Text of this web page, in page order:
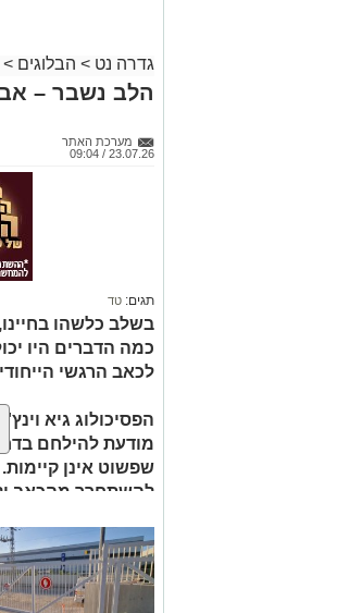
גדרה נט > הבלוגים >
הלב נשבר –
מערכת האתר
23.07.26 / 09:04
תגים: טד
בשלב כלשהו
כמה הדברים היו
לכאב הרגשי
הפסיכולוג גיא
מודעת להילחם
שפשוט אינן
להשתחרר מהכאב
הלב שלנו אולי